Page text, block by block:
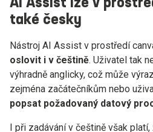
AI Assist lze v
také česky
Nástroj AI Assist v prostředí
oslovit i v češtině. Uživatel tak
výhradně anglicky, což může
zejména začátečníkům nebo
popsat požadovaný datový
I při zadávání v češtině však